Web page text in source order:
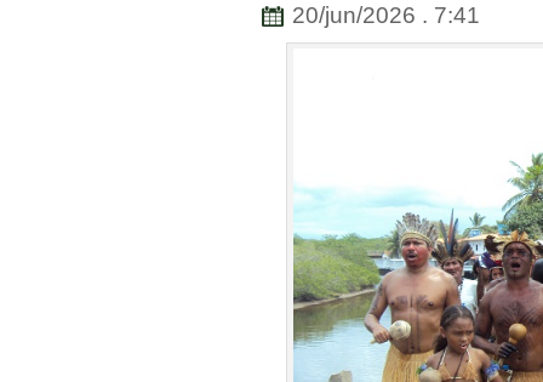
20/jun/2026 . 7:41